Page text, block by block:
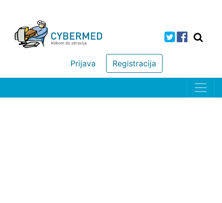
Registracija
Prijava